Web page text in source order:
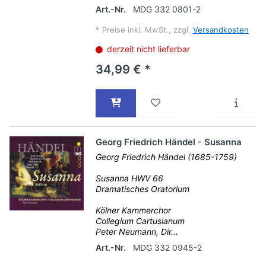
Art.-Nr.
MDG 332 0801-2
* Preise inkl. MwSt., zzgl. Versandkosten
derzeit nicht lieferbar
34,99 € *
Georg Friedrich Händel - Susanna
Georg Friedrich Händel (1685-1759)
Susanna HWV 66
Dramatisches Oratorium
Kölner Kammerchor
Collegium Cartusianum
Peter Neumann, Dir...
Art.-Nr.
MDG 332 0945-2